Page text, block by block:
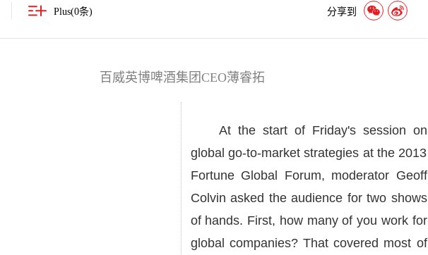
Plus(0条) 分享到
百威英博啤酒集团CEO薄睿拓
At the start of Friday's session on
global go-to-market strategies at the 2013
Fortune Global Forum, moderator Geoff
Colvin asked the audience for two shows
of hands. First, how many of you work for
global companies? That covered most of